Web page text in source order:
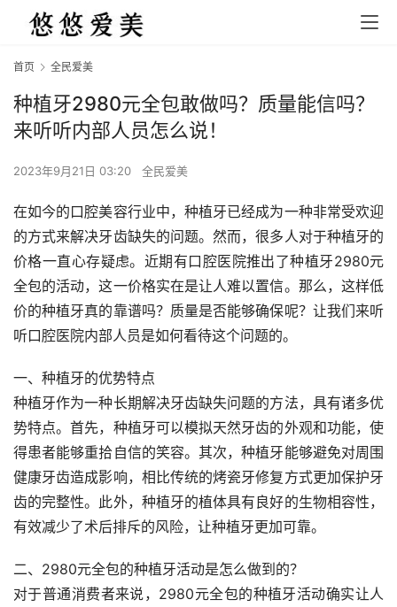
首页 全民爱美
种植牙2980元全包敢做吗？质量能信吗？
来听听内部人员怎么说！
2023年9月21日 03:20 全民爱美
在如今的口腔美容行业中，种植牙已经成为一种非常受欢迎
的方式来解决牙齿缺失的问题。然而，很多人对于种植牙的
价格一直心存疑虑。近期有口腔医院推出了种植牙2980元
全包的活动，这一价格实在是让人难以置信。那么，这样低
价的种植牙真的靠谱吗？质量是否能够确保呢？让我们来听
听口腔医院内部人员是如何看待这个问题的。
一、种植牙的优势特点
种植牙作为一种长期解决牙齿缺失问题的方法，具有诸多优
势特点。首先，种植牙可以模拟天然牙齿的外观和功能，使
得患者能够重拾自信的笑容。其次，种植牙能够避免对周围
健康牙齿造成影响，相比传统的烤瓷牙修复方式更加保护牙
齿的完整性。此外，种植牙的植体具有良好的生物相容性，
有效减少了术后排斥的风险，让种植牙更加可靠。
二、2980元全包的种植牙活动是怎么做到的？
对于普通消费者来说，2980元全包的种植牙活动确实让人